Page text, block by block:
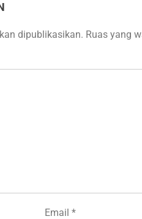
dipublikasikan. Ruas yang
Email *